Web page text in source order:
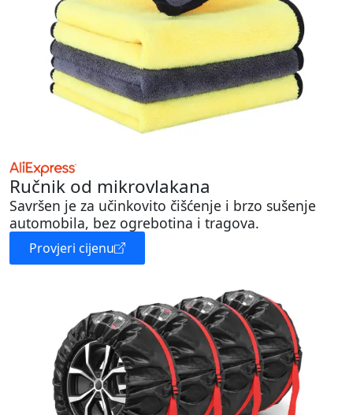
Ručnik od mikrovlakana
Savršen je za učinkovito čišćenje i brzo sušenje
automobila, bez ogrebotina i tragova.
Provjeri cijenu